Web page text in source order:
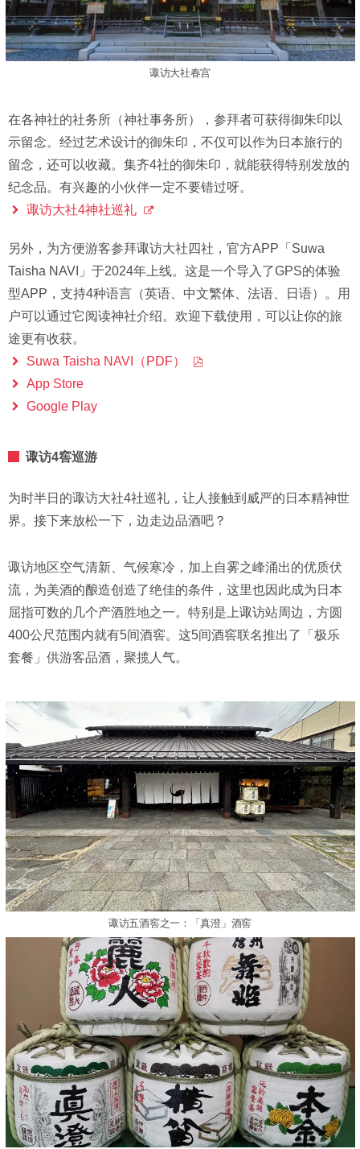
诹访大社春宫
在各神社的社务所（神社事务所），参拜者可获得御朱印以
示留念。经过艺术设计的御朱印，不仅可以作为日本旅行的
留念，还可以收藏。集齐4社的御朱印，就能获得特别发放的
纪念品。有兴趣的小伙伴一定不要错过呀。
诹访大社4神社巡礼
另外，为方便游客参拜诹访大社四社，官方APP「Suwa
Taisha NAVI」于2024年上线。这是一个导入了GPS的体验
型APP，支持4种语言（英语、中文繁体、法语、日语）。用
户可以通过它阅读神社介绍。欢迎下载使用，可以让你的旅
途更有收获。
Suwa Taisha NAVI（PDF）
App Store
Google Play
诹访4窖巡游
为时半日的诹访大社4社巡礼，让人接触到威严的日本精神世
界。接下来放松一下，边走边品酒吧？
诹访地区空气清新、气候寒冷，加上自雾之峰涌出的优质伏
流，为美酒的酿造创造了绝佳的条件，这里也因此成为日本
屈指可数的几个产酒胜地之一。特别是上诹访站周边，方圆
400公尺范围内就有5间酒窖。这5间酒窖联名推出了「极乐
套餐」供游客品酒，聚揽人气。
诹访五酒窖之一：「真澄」酒窖